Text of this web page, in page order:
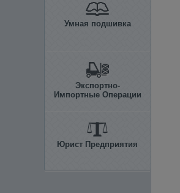
Умная подшивка
Экспортно-
Импортные Операции
Юрист Предприятия